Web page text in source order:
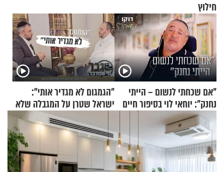
חילוץ
"אם שכחתי לנשום – הייתי
נחנק": יוחאי לוי בסיפור חיים
מעורר השראה
"הגמגום לא מגדיר אותי":
ישראל שטרן על המגבלה שלא